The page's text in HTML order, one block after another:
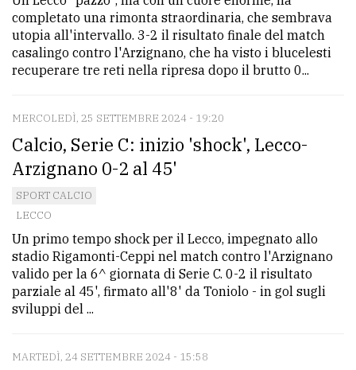
completato una rimonta straordinaria, che sembrava
utopia all'intervallo. 3-2 il risultato finale del match
casalingo contro l'Arzignano, che ha visto i blucelesti
recuperare tre reti nella ripresa dopo il brutto 0...
MERCOLEDÌ, 25 SETTEMBRE 2024 - 19:20
Calcio, Serie C: inizio 'shock', Lecco-
Arzignano 0-2 al 45'
SPORT CALCIO
LECCO
Un primo tempo shock per il Lecco, impegnato allo
stadio Rigamonti-Ceppi nel match contro l'Arzignano
valido per la 6^ giornata di Serie C. 0-2 il risultato
parziale al 45', firmato all'8' da Toniolo - in gol sugli
sviluppi del ...
MARTEDÌ, 24 SETTEMBRE 2024 - 15:58